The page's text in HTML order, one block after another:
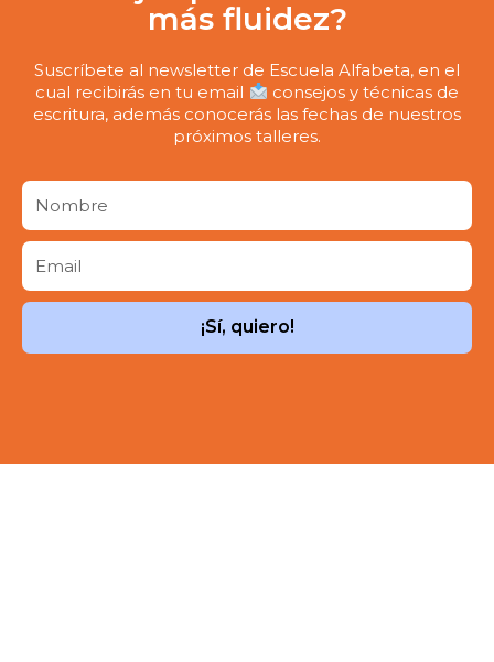
más fluidez?
Suscríbete al newsletter de Escuela Alfabeta, en el
cual recibirás en tu email
consejos y técnicas de
escritura, además conocerás las fechas de nuestros
próximos talleres.
¡Sí, quiero!